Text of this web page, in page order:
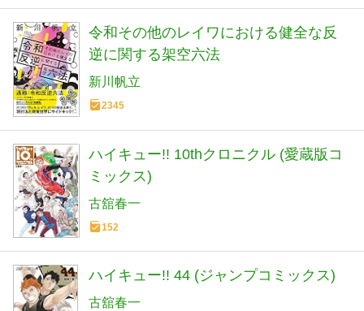
令和その他のレイワにおける健全な反
逆に関する架空六法
新川帆立
2345
ハイキュー!! 10thクロニクル (愛蔵版コ
ミックス)
古舘春一
152
ハイキュー!! 44 (ジャンプコミックス)
古舘春一